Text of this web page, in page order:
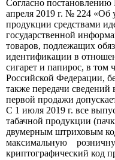
Согласно постановлению
апреля 2019 г. № 224 «Об
продукции средствами
государственной
товаров, подлежащих
идентификации в
сигарет и папирос, в том
Российской Федерации,
также передачи
первой продажи
С 1 июля 2019 г. все
табачной продукции
двумерным штриховым
максимальную
криптографический код